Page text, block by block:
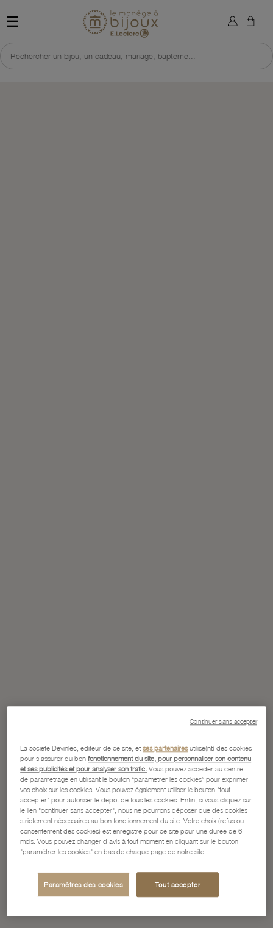
☰ Retour à l'accueil du site
Rechercher un bijou, un cadeau, mariage, baptême...
×
La société Devinlec, éditeur de ce site, etses partenairesutilise(nt) des cookies
pour s'assurer du bonfonctionnement du site, pour personnaliser son contenu
et ses publicités et pour analyser son trafic. Vous pouvez accéder au centre
de paramétrage en utilisant le bouton “paramétrer les cookies” pour exprimer
vos choix sur les cookies. Vous pouvez également utiliser le bouton "tout
accepter" pour autoriser le dépôt de tous les cookies. Enfin, si vous cliquez sur
le lien "continuer sans accepter", nous ne pourrons déposer que des cookies
strictement nécessaires au bon fonctionnement du site. Votre choix (refus ou
consentement des cookies) est enregistré pour ce site pour une durée de 6
mois. Vous pouvez changer d'avis à tout moment en cliquant sur le bouton
"paramétrer les cookies" en bas de chaque page de notre site.
Paramètres des cookies Tout accepter
Continuer sans accepter